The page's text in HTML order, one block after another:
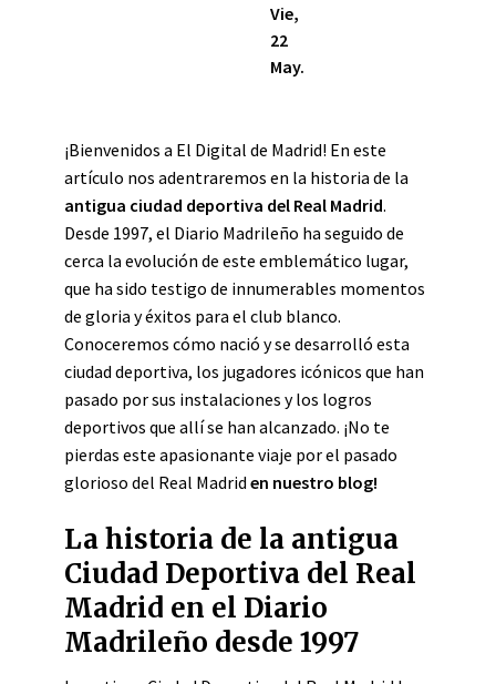
¡Bienvenidos a El Digital de Madrid! En este
artículo nos adentraremos en la historia de la
antigua ciudad deportiva del Real Madrid.
Desde 1997, el Diario Madrileño ha seguido de
cerca la evolución de este emblemático lugar,
que ha sido testigo de innumerables momentos
de gloria y éxitos para el club blanco.
Conoceremos cómo nació y se desarrolló esta
ciudad deportiva, los jugadores icónicos que han
pasado por sus instalaciones y los logros
deportivos que allí se han alcanzado. ¡No te
pierdas este apasionante viaje por el pasado
glorioso del Real Madrid en nuestro blog!
La historia de la antigua
Ciudad Deportiva del Real
Madrid en el Diario
Madrileño desde 1997
Vie,
22
May.